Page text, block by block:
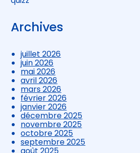
Archives
juillet 2026
juin 2026
mai 2026
avril 2026
mars 2026
février 2026
janvier 2026
décembre 2025
novembre 2025
octobre 2025
septembre 2025